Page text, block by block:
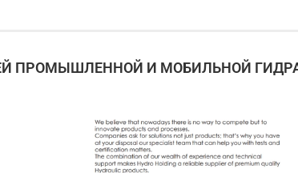
ПРОМЫШЛЕННОЙ И МОБИЛЬНОЙ